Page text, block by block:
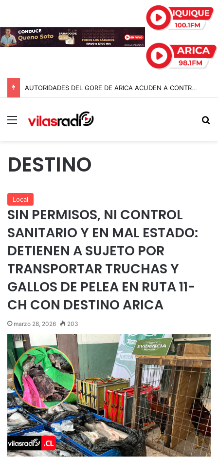
AUTORIDADES DEL GORE DE ARICA ACUDEN A CONTRALORÍA TRAS IRREGULARIDADES POR $95 MIL MILLONES EN LA GESTIÓN ANTERIOR
Menú
DESTINO
Local
SIN PERMISOS, NI CONTROL
SANITARIO Y EN MAL ESTADO:
DETIENEN A SUJETO POR
TRANSPORTAR TRUCHAS Y
GALLOS DE PELEA EN RUTA 11-
CH CON DESTINO ARICA
marzo 28, 2026 203